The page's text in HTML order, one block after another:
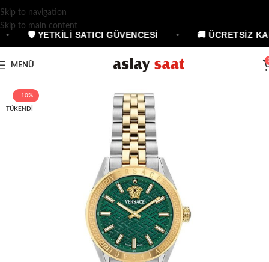
Skip to navigation
Skip to main content
🛡 YETKİLİ SATICI GÜVENCESİ 🚚 ÜCRETSİZ
MENÜ
-10%
TÜKENDI